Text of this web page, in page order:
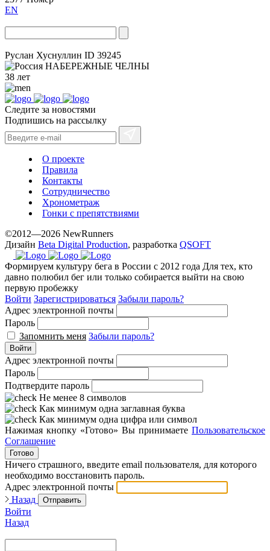
EN
Руслан Хуснуллин ID 39245
НАБЕРЕЖНЫЕ ЧЕЛНЫ
38 лет
Следите за новостями
Подпишись на рассылку
О проекте
Правила
Контакты
Сотрудничество
Хронометраж
Гонки с препятствиями
©2012—2026 NewRunners
Дизайн Beta Digital Production, разработка QSOFT
Формируем культуру бега в России с 2012 года Для тех, кто
давно полюбил бег или только собирается выйти на свою
первую пробежку
Войти Зарегистрироваться Забыли пароль?
Адрес электронной почты
Пароль
Запомнить меня Забыли пароль?
Войти
Адрес электронной почты
Пароль
Подтвердите пароль
Не менее 8 символов
Как минимум одна заглавная буква
Как минимум одна цифра или символ
Нажимая кнопку «Готово» Вы принимаете Пользовательское
Соглашение
Готово
Ничего страшного, введите email пользователя, для которого
необходимо восстановить пароль.
Адрес электронной почты
Назад
Отправить
Войти
Назад